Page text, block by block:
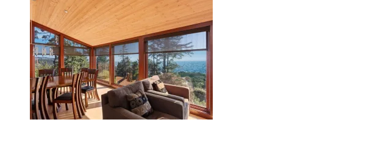
Kur nusipirkti
medines žaliuzes
Klaipėdoje?
2026-08-01